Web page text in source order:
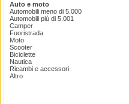
Auto e moto
Automobili meno di 5.000
Automobili più di 5.001
Camper
Fuoristrada
Moto
Scooter
Biciclette
Nautica
Ricambi e accessori
Altro